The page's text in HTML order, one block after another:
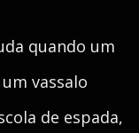
quando um
vassalo
de espada,